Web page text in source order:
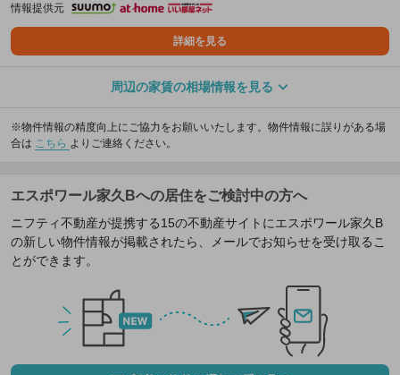
情報提供元
詳細を見る
周辺の家賃の相場情報を見る
※物件情報の精度向上にご協力をお願いいたします。物件情報に誤りがある場
合は こちら よりご連絡ください。
エスポワール家久Bへの居住をご検討中の方へ
ニフティ不動産が提携する15の不動産サイトにエスポワール家久B
の新しい物件情報が掲載されたら、メールでお知らせを受け取るこ
とができます。